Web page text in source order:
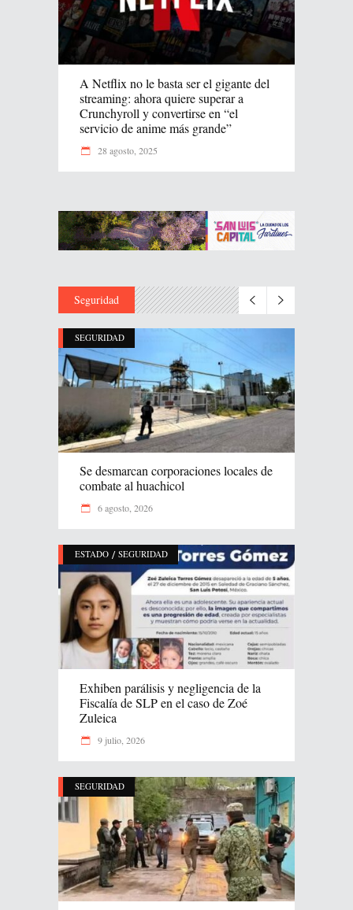
A Netflix no le basta ser el gigante del
streaming: ahora quiere superar a
Crunchyroll y convertirse en “el
servicio de anime más grande”
28 agosto, 2025
Seguridad
SEGURIDAD
Se desmarcan corporaciones locales de
combate al huachicol
6 agosto, 2026
ESTADO / SEGURIDAD
Exhiben parálisis y negligencia de la
Fiscalía de SLP en el caso de Zoé
Zuleica
9 julio, 2026
SEGURIDAD